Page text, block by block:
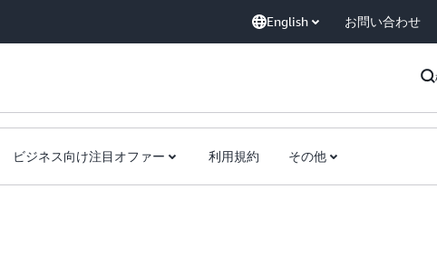
English お問い合わせ
ビジネス向け注目オファー 利用規約 その他